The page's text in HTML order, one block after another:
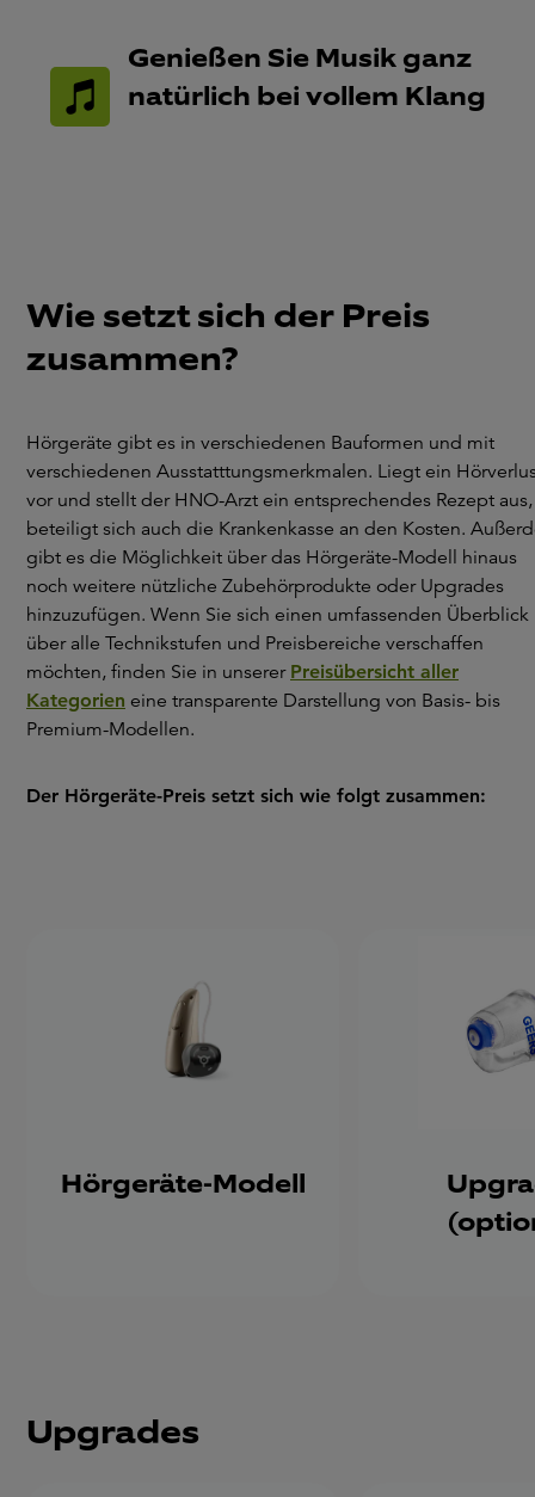
Genießen Sie Musik ganz
natürlich bei vollem Klang​
Wie setzt sich der Preis
zusammen?
Hörgeräte gibt es in verschiedenen Bauformen und mit
verschiedenen Ausstatttungsmerkmalen. Liegt ein
vor und stellt der HNO-Arzt ein entsprechendes Rezept aus,
beteiligt sich auch die Krankenkasse an den Kosten.
gibt es die Möglichkeit über das Hörgeräte-Modell hinaus
noch weitere nützliche Zubehörprodukte oder Upgrades
hinzuzufügen. Wenn Sie sich einen umfassenden Überblick
über alle Technikstufen und Preisbereiche verschaffen
möchten, finden Sie in unserer Preisübersicht aller
Kategorien eine transparente Darstellung von Basis- bis
Premium-Modellen.
Der Hörgeräte-Preis setzt sich wie folgt zusammen:
Hörgeräte-Modell
Upgrades